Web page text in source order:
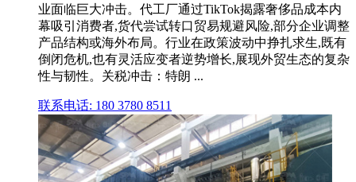
业面临巨大冲击。代工厂通过TikTok揭露奢侈品成本内
幕吸引消费者,货代尝试转口贸易规避风险,部分企业调整
产品结构或海外布局。行业在政策波动中挣扎求生,既有
倒闭危机,也有灵活应变者逆势增长,展现外贸生态的复杂
性与韧性。关税冲击：特朗 ...
联系电话: 180 3780 8511